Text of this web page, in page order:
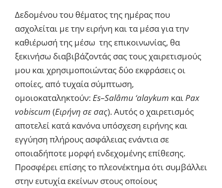
Δεδομένου του θέματος της ημέρας που
ασχολείται με την ειρήνη και τα μέσα για την
καθιέρωσή της μέσω της επικοινωνίας, θα
ξεκινήσω διαβιβάζοντάς σας τους χαιρετισμούς
μου και χρησιμοποιώντας δύο εκφράσεις οι
οποίες, από τυχαία σύμπτωση,
ομοιοκαταληκτούν: Es–Salâmu ‘alaykum και Pax
vobiscum (Ειρήνη σε σας). Αυτός ο χαιρετισμός
αποτελεί κατά κανόνα υπόσχεση ειρήνης και
εγγύηση πλήρους ασφάλειας ενάντια σε
οποιαδήποτε μορφή ενδεχομένης επίθεσης.
Προσφέρει επίσης το πλεονέκτημα ότι συμβάλλει
στην ευτυχία εκείνων στους οποίους